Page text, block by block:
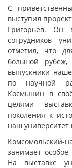
С
выступил
Григорьев. Он
сотрудников
отметил, что
большой
выпускники
по научной
Космынин в
целями
поколения к
наш университет
Комсомольский-
занимает
На выставке